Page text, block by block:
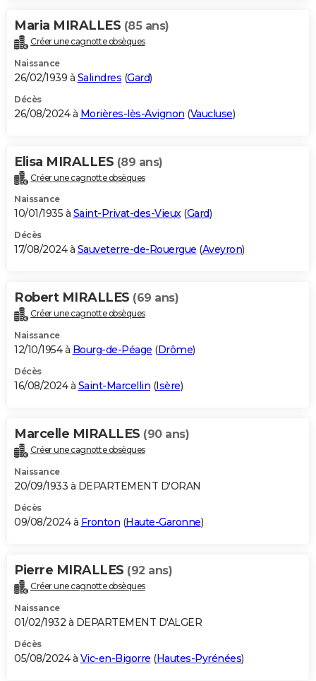
Maria MIRALLES (85 ans)
Créer une cagnotte obsèques
Naissance
26/02/1939 à Salindres (Gard)
Décès
26/08/2024 à Morières-lès-Avignon (Vaucluse)
Elisa MIRALLES (89 ans)
Créer une cagnotte obsèques
Naissance
10/01/1935 à Saint-Privat-des-Vieux(Gard)
Décès
17/08/2024 à Sauveterre-de-Rouergue (Aveyron)
Robert MIRALLES (69 ans)
Créer une cagnotte obsèques
Naissance
12/10/1954 à Bourg-de-Péage (Drôme)
Décès
16/08/2024 à Saint-Marcellin (Isère)
Marcelle MIRALLES (90 ans)
Créer une cagnotte obsèques
Naissance
20/09/1933 à DEPARTEMENT D'ORAN
Décès
09/08/2024 à Fronton (Haute-Garonne)
Pierre MIRALLES (92 ans)
Créer une cagnotte obsèques
Naissance
01/02/1932 à DEPARTEMENT D'ALGER
Décès
05/08/2024 à Vic-en-Bigorre (Hautes-Pyrénées)